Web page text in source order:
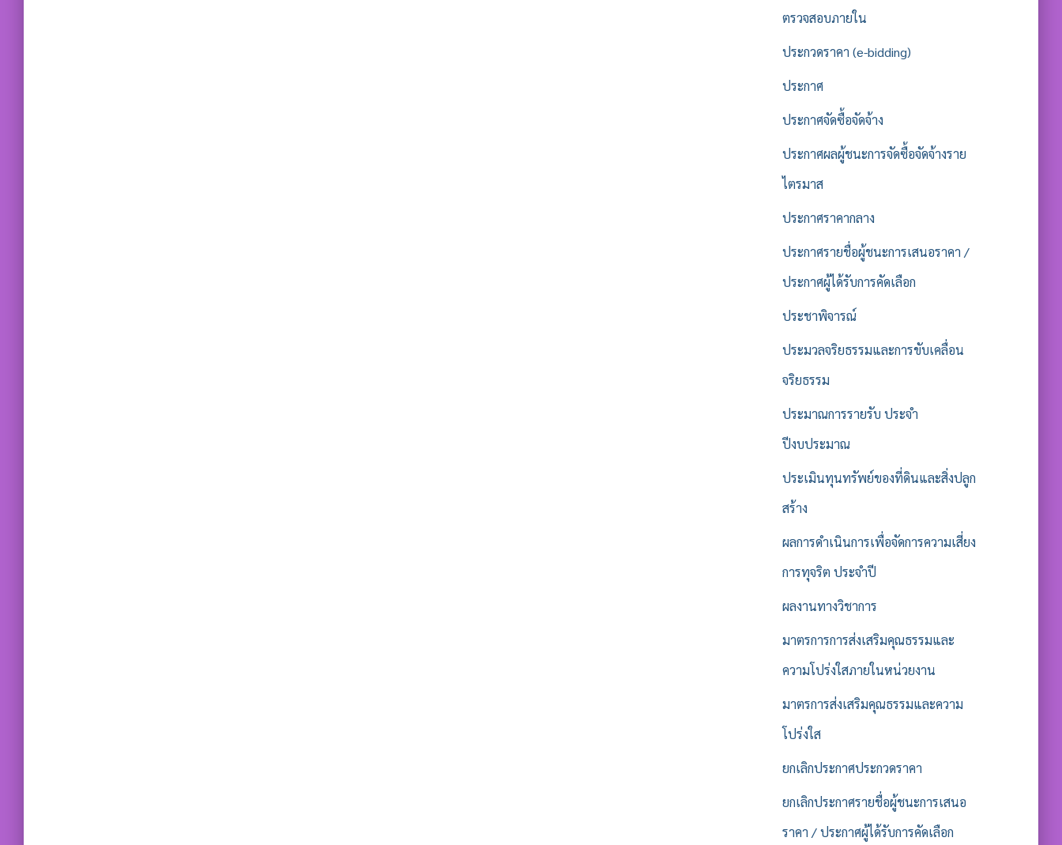
ตรวจสอบภายใน
ประกวดราคา (e-bidding)
ประกาศ
ประกาศจัดซื้อจัดจ้าง
ประกาศผลผู้ชนะการจัดซื้อจัดจ้างราย
ไตรมาส
ประกาศราคากลาง
ประกาศรายชื่อผู้ชนะการเสนอราคา /
ประกาศผู้ได้รับการคัดเลือก
ประชาพิจารณ์
ประมวลจริยธรรมและการขับเคลื่อน
จริยธรรม
ประมาณการรายรับ ประจำ
ปีงบประมาณ
ประเมินทุนทรัพย์ของที่ดินและสิ่งปลูก
สร้าง
ผลการดำเนินการเพื่อจัดการความเสี่ยง
การทุจริต ประจำปี
ผลงานทางวิชาการ
มาตรการการส่งเสริมคุณธรรมและ
ความโปร่งใสภายในหน่วยงาน
มาตรการส่งเสริมคุณธรรมและความ
โปร่งใส
ยกเลิกประกาศประกวดราคา
ยกเลิกประกาศรายชื่อผู้ชนะการเสนอ
ราคา / ประกาศผู้ได้รับการคัดเลือก